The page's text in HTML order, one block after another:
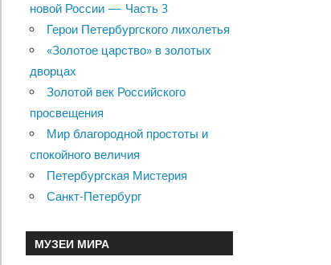
новой России — Часть 3
Герои Петербургского лихолетья
«Золотое царство» в золотых
дворцах
Золотой век Российского
просвещения
Мир благородной простоты и
спокойного величия
Петербургская Мистерия
Санкт-Петербург
МУЗЕИ МИРА